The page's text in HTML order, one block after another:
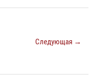
Следующая →